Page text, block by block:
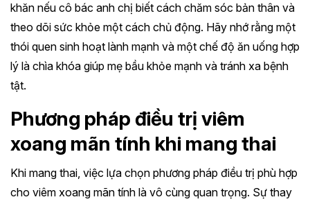
khăn nếu cô bác anh chị biết cách chăm sóc bản thân và
theo dõi sức khỏe một cách chủ động. Hãy nhớ rằng một
thói quen sinh hoạt lành mạnh và một chế độ ăn uống hợp
lý là chìa khóa giúp mẹ bầu khỏe mạnh và tránh xa bệnh
tật.
Phương pháp điều trị viêm
xoang mãn tính khi mang thai
Khi mang thai, việc lựa chọn phương pháp điều trị phù hợp
cho viêm xoang mãn tính là vô cùng quan trọng. Sự thay